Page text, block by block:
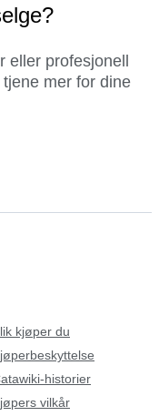
eller profesjonell
mer for dine
kjøper du
historier
vilkår